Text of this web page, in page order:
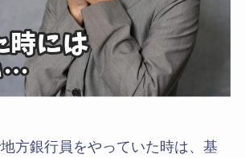
方銀行員をやっていた時は、基